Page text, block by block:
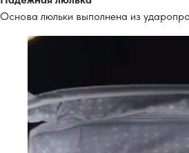
Основа люльки выполнена из